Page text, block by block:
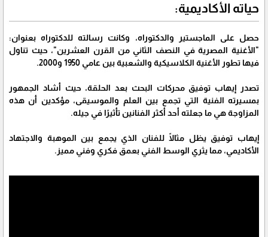
حياته الأكاديمية:
حصل على الماجستير والدكتوراه، وكانت رسالته للدكتوراه بعنوان:
"الأغنية المصرية في النصف الثاني من القرن العشرين"، حيث تناول
فيها تطور الأغنية الكلاسيكية والشعبية بين عامي 1950 و2000.
تصدر إيهاب توفيق محركات البحث بعد الحلقة، حيث أشاد الجمهور
بمسيرته الفنية التي تجمع بين العلم والموسيقى، مؤكدين أن هذه
المزاوجة هي ما جعلته أحد أكثر الفنانين تأثيرًا في جيله.
إيهاب توفيق يظل مثالًا للفنان الذي يجمع بين الموهبة والاجتهاد
الأكاديمي، مما يثري الوسط الفني بعمق فكري وفني مميز.